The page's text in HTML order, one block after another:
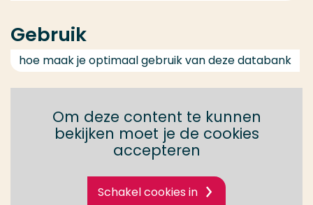
Gebruik
hoe maak je optimaal gebruik van deze databank
Om deze content te kunnen
bekijken moet je de cookies
accepteren
Schakel cookies in